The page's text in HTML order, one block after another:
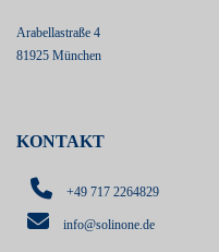
Arabellastraße 4
81925 München
KONTAKT
+49 717 2264829
info@solinone.de